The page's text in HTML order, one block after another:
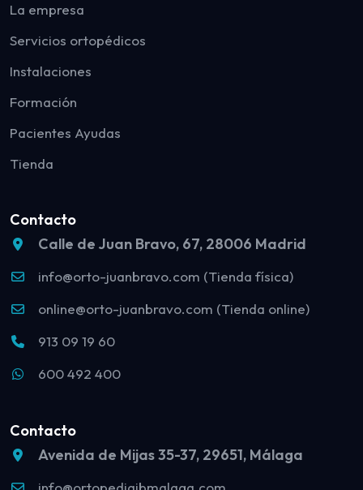
La empresa
Servicios ortopédicos
Instalaciones
Formación
Pacientes Ayudas
Tienda
Contacto
Calle de Juan Bravo, 67, 28006 Madrid
info@orto-juanbravo.com (Tienda física)
online@orto-juanbravo.com (Tienda online)
913 09 19 60
600 492 400
Contacto
Avenida de Mijas 35-37, 29651, Málaga